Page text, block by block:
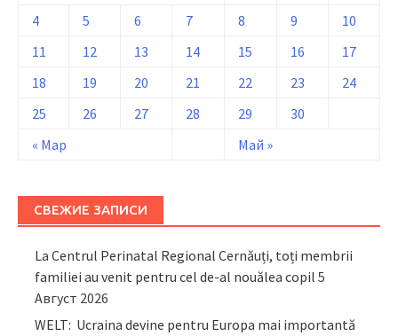
« Мар Май »
4
5 6 7 8 9
10
11
12 13 14 15 16
17
18
19 20 21 22 23
24
25
26 27 28 29 30
СВЕЖИЕ ЗАПИСИ
La Centrul Perinatal Regional Cernăuți, toți membrii
familiei au venit pentru cel de-al nouălea copil 5
Август 2026
WELT: Ucraina devine pentru Europa mai importantă